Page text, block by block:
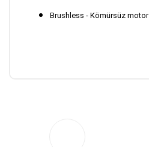
Brushless - Kömürsüz motor